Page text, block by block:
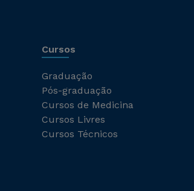
Cursos
Graduação
Pós-graduação
Cursos de Medicina
Cursos Livres
Cursos Técnicos